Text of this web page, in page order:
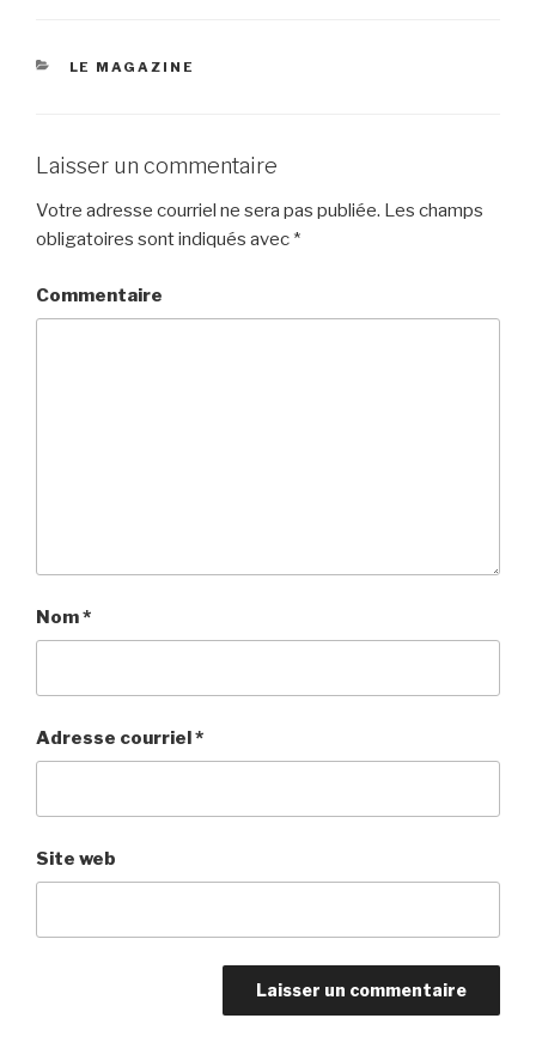
CATÉGORIES
LE MAGAZINE
Laisser un commentaire
Votre adresse courriel ne sera pas publiée. Les champs
obligatoires sont indiqués avec *
Commentaire
Nom*
Adresse courriel*
Site web